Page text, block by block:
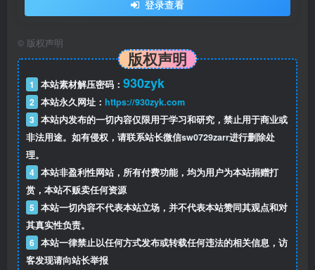
登录查看
© 版权声明
版权声明
1 本站素材解压密码： 930zyk
2 本站永久网址： https://930zyk.com
3 本站内发布的一切内容仅限用于学习和研究，禁止用于商业或
非法用途。如有侵权，请联系站长微信sw0729zarr进行删除处
理。
4 本站非盈利性网站，所有付费功能，均为用户为本站捐赠打
赏，本站不贩卖任何资源
5 本站一切内容不代表本站立场，并不代表本站赞同其观点和对
其真实性负责。
6 本站一律禁止以任何方式发布或转载任何违法的相关信息，访
客发现请向站长举报